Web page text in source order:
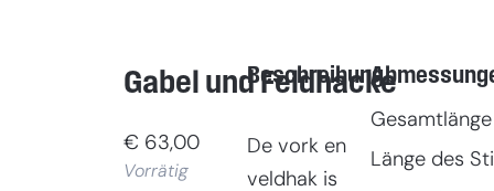
Gabel und Feldhacke
€ 63,00
Vorrätig
Beschreibung
De vork en
veldhak is
Gesamtlänge
Länge des